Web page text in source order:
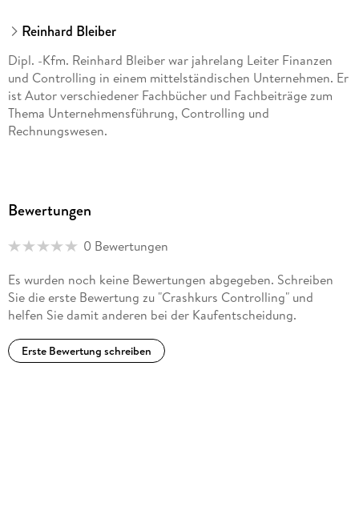
Reinhard Bleiber
Dipl. -Kfm. Reinhard Bleiber war jahrelang Leiter Finanzen
und Controlling in einem mittelständischen Unternehmen. Er
ist Autor verschiedener Fachbücher und Fachbeiträge zum
Thema Unternehmensführung, Controlling und
Rechnungswesen.
Bewertungen
0 Bewertungen
Es wurden noch keine Bewertungen abgegeben. Schreiben
Sie die erste Bewertung zu "Crashkurs Controlling" und
helfen Sie damit anderen bei der Kaufentscheidung.
Erste Bewertung schreiben